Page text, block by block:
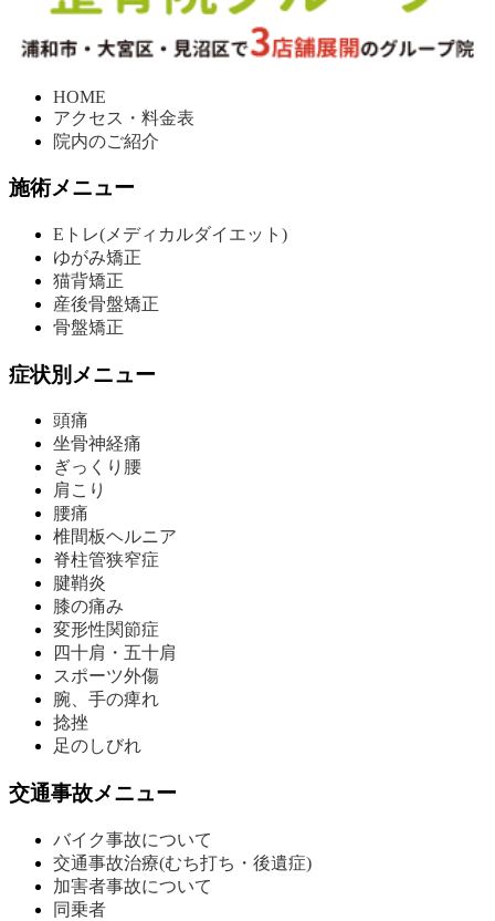
HOME
アクセス・料金表
院内のご紹介
施術メニュー
Eトレ(メディカルダイエット)
ゆがみ矯正
猫背矯正
産後骨盤矯正
骨盤矯正
症状別メニュー
頭痛
坐骨神経痛
ぎっくり腰
肩こり
腰痛
椎間板ヘルニア
脊柱管狭窄症
腱鞘炎
膝の痛み
変形性関節症
四十肩・五十肩
スポーツ外傷
腕、手の痺れ
捻挫
足のしびれ
交通事故メニュー
バイク事故について
交通事故治療(むち打ち・後遺症)
加害者事故について
同乗者